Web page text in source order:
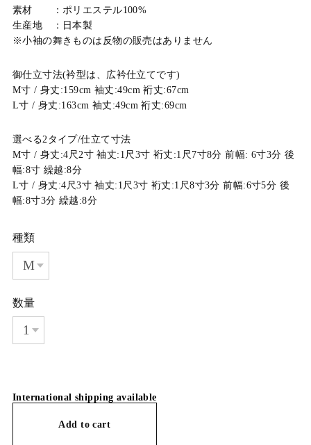
素材 ：ポリエステル100%
生産地 ：日本製
※小袖の舞きものは反物の販売はありません
御仕立寸法(衿型は、広衿仕立てです)
M寸 / 身丈:159cm 袖丈:49cm 裄丈:67cm
L寸 / 身丈:163cm 袖丈:49cm 裄丈:69cm
選べる2タイプ/仕立て寸法
M寸 / 身丈:4尺2寸 袖丈:1尺3寸 裄丈:1尺7寸8分 前幅: 6寸3分 後
幅:8寸 繰越:8分
L寸 / 身丈:4尺3寸 袖丈:1尺3寸 裄丈:1尺8寸3分 前幅:6寸5分 後
幅:8寸3分 繰越:8分
種類
数量
International shipping available
Add to cart